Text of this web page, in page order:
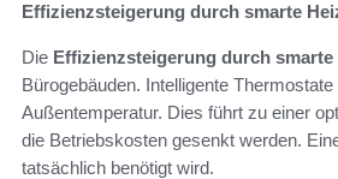
Effizienzsteigerung durch smarte
Die Effizienzsteigerung durch
Bürogebäuden. Intelligente
Außentemperatur. Dies führt zu einer
die Betriebskosten gesenkt werden.
tatsächlich benötigt wird.